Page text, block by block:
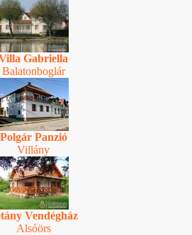
Gabriella
Balatonboglár
Polgár Panzió
Villány
Vendégház
Alsóörs